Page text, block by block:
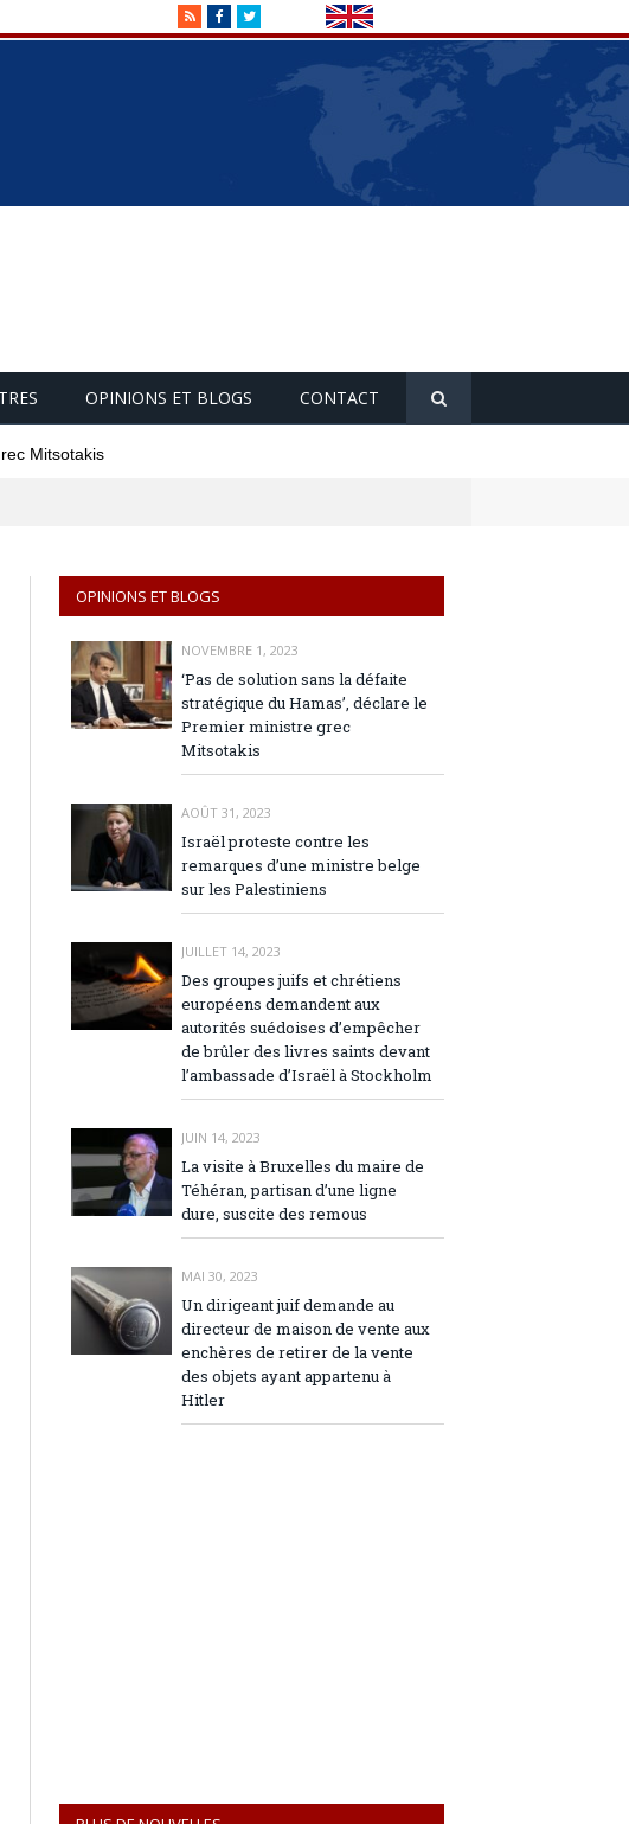
RSSFacebookTwitter
OPINIONS ET BLOGS CONTACT
Mitsotakis
OPINIONS ET BLOGS
NOVEMBRE 1, 2023
‘Pas de solution sans la défaite
stratégique du Hamas’, déclare le
Premier ministre grec
Mitsotakis
AOÛT 31, 2023
Israël proteste contre les
remarques d’une ministre belge
sur les Palestiniens
JUILLET 14, 2023
Des groupes juifs et chrétiens
européens demandent aux
autorités suédoises d’empêcher
de brûler des livres saints devant
l’ambassade d’Israël à Stockholm
JUIN 14, 2023
La visite à Bruxelles du maire de
Téhéran, partisan d’une ligne
dure, suscite des remous
MAI 30, 2023
Un dirigeant juif demande au
directeur de maison de vente aux
enchères de retirer de la vente
des objets ayant appartenu à
Hitler